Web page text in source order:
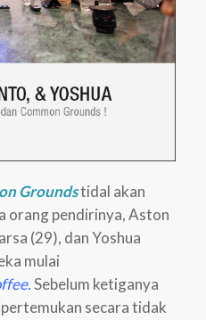
Groundstidal akan
orang pendirinya, Aston
(29), dan Yoshua
mulai
Sebelum ketiganya
secara tidak